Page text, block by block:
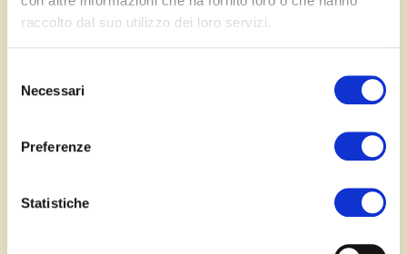
raccolto dal suo utilizzo dei loro servizi.
delNecessari
Preferenze
Statistiche